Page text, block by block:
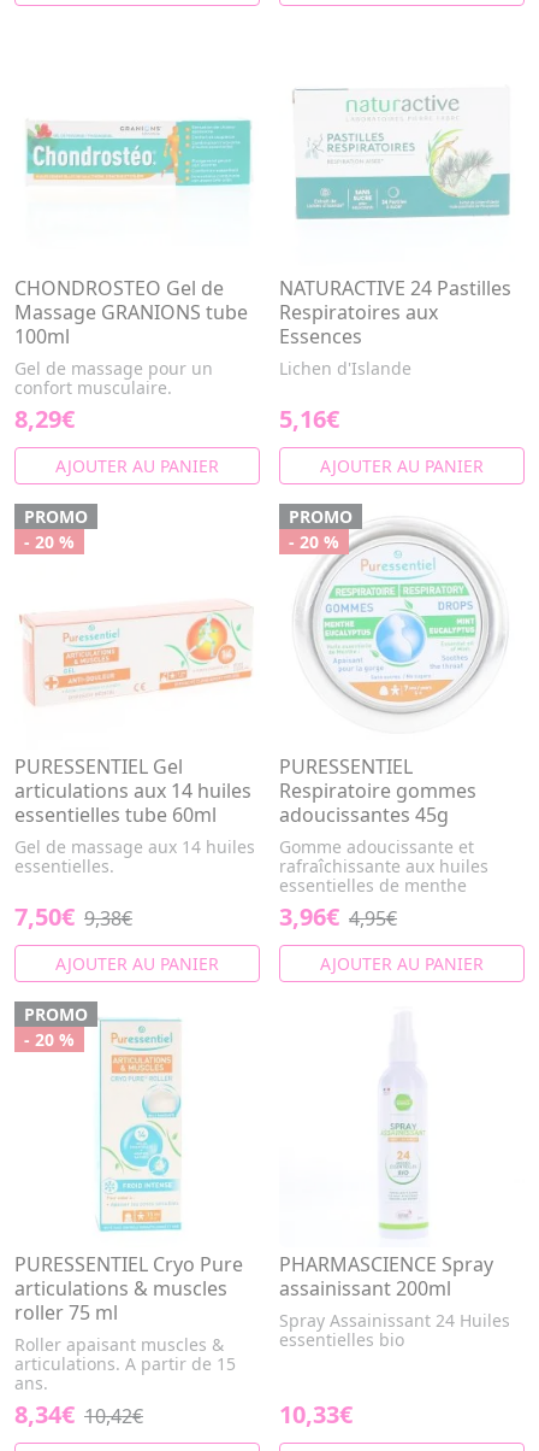
CHONDROSTEO Gel de
Massage GRANIONS tube
100ml
Gel de massage pour un
confort musculaire.
8,29€
AJOUTER AU PANIER
NATURACTIVE 24 Pastilles
Respiratoires aux
Essences
Lichen d'Islande
5,16€
AJOUTER AU PANIER
PROMO
- 20 %
PURESSENTIEL Gel
articulations aux 14 huiles
essentielles tube 60ml
Gel de massage aux 14 huiles
essentielles.
7,50€ 9,38€
AJOUTER AU PANIER
PROMO
- 20 %
PURESSENTIEL
Respiratoire gommes
adoucissantes 45g
Gomme adoucissante et
rafraîchissante aux huiles
essentielles de menthe
3,96€ 4,95€
AJOUTER AU PANIER
PROMO
- 20 %
PURESSENTIEL Cryo Pure
articulations & muscles
roller 75 ml
Roller apaisant muscles &
articulations. A partir de 15
ans.
8,34€ 10,42€
PHARMASCIENCE Spray
assainissant 200ml
Spray Assainissant 24 Huiles
essentielles bio
10,33€